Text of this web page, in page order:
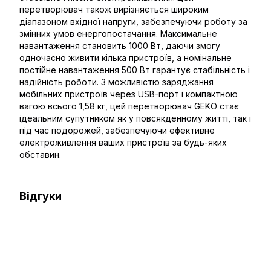
перетворювач також вирізняється широким
діапазоном вхідної напруги, забезпечуючи роботу за
змінних умов енергопостачання. Максимальне
навантаження становить 1000 Вт, даючи змогу
одночасно живити кілька пристроїв, а номінальне
постійне навантаження 500 Вт гарантує стабільність і
надійність роботи. З можливістю заряджання
мобільних пристроїв через USB-порт і компактною
вагою всього 1,58 кг, цей перетворювач GEKO стає
ідеальним супутником як у повсякденному житті, так і
під час подорожей, забезпечуючи ефективне
електроживлення ваших пристроїв за будь-яких
обставин.
Відгуки